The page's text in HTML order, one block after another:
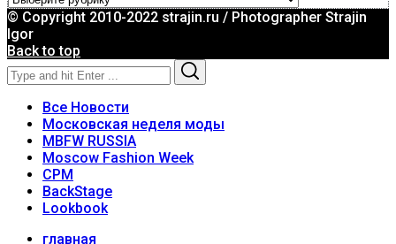
© Copyright 2010-2022 strajin.ru / Photographer Strajin
Igor
Back to top
Search
for:
Все Новости
Московская неделя моды
MBFW RUSSIA
Moscow Fashion Week
CPM
BackStage
Lookbook
главная